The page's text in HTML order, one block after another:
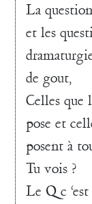
La
et les
de gout,
Celles que
pose et
posent à
Tu vois ?
Le Q c